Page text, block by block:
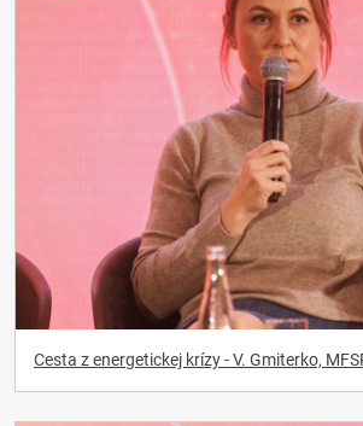
Cesta z energetickej krízy - V. Gmiterko,